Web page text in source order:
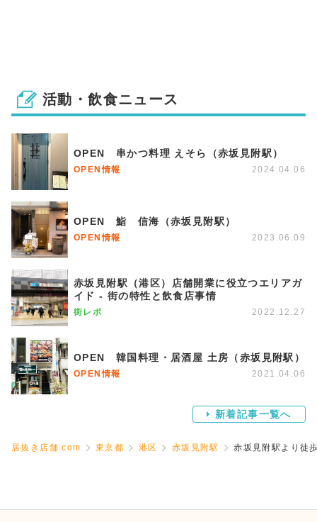
活動・飲食ニュース
OPEN 串かつ料理 えそら（赤坂見附駅）
OPEN情報 2024.04.06
OPEN 鮨 信海（赤坂見附駅）
OPEN情報 2023.06.09
赤坂見附駅（港区）店舗開業に役立つエリアガ
イド - 街の特性と飲食店事情
街レポ 2022.12.27
OPEN 韓国料理・居酒屋 土房（赤坂見附駅）
OPEN情報 2021.04.06
新着記事一覧へ
居抜き店舗.com 東京都 港区 赤坂見附駅 赤坂見附駅より徒